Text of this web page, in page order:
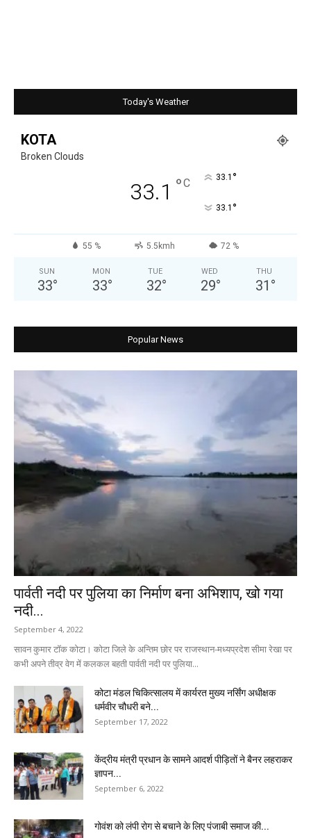
Today's Weather
KOTA
Broken Clouds
33.1 °C 33.1 °
33.1 °
55 % 5.5kmh 72 %
SUN
33°
MON
33°
TUE
32°
WED
29°
THU
31 °
Popular News
पार्वती नदी पर पुलिया का निर्माण बना अभिशाप, खो गया
नदी...
September 4, 2022
सावन कुमार टॉक कोटा। कोटा जिले के अन्तिम छोर पर राजस्थान-मध्यप्रदेश सीमा रेखा पर
कभी अपने तीव्र वेग में कलकल बहती पार्वती नदी पर पुलिया...
कोटा मंडल चिकित्सालय में कार्यरत मुख्य नर्सिंग अधीक्षक
धर्मवीर चौधरी बने...
September 17, 2022
केंद्रीय मंत्री प्रधान के सामने आदर्श पीड़ितों ने बैनर लहराकर
ज्ञापन...
September 6, 2022
गोवंश को लंपी रोग से बचाने के लिए पंजाबी समाज की...